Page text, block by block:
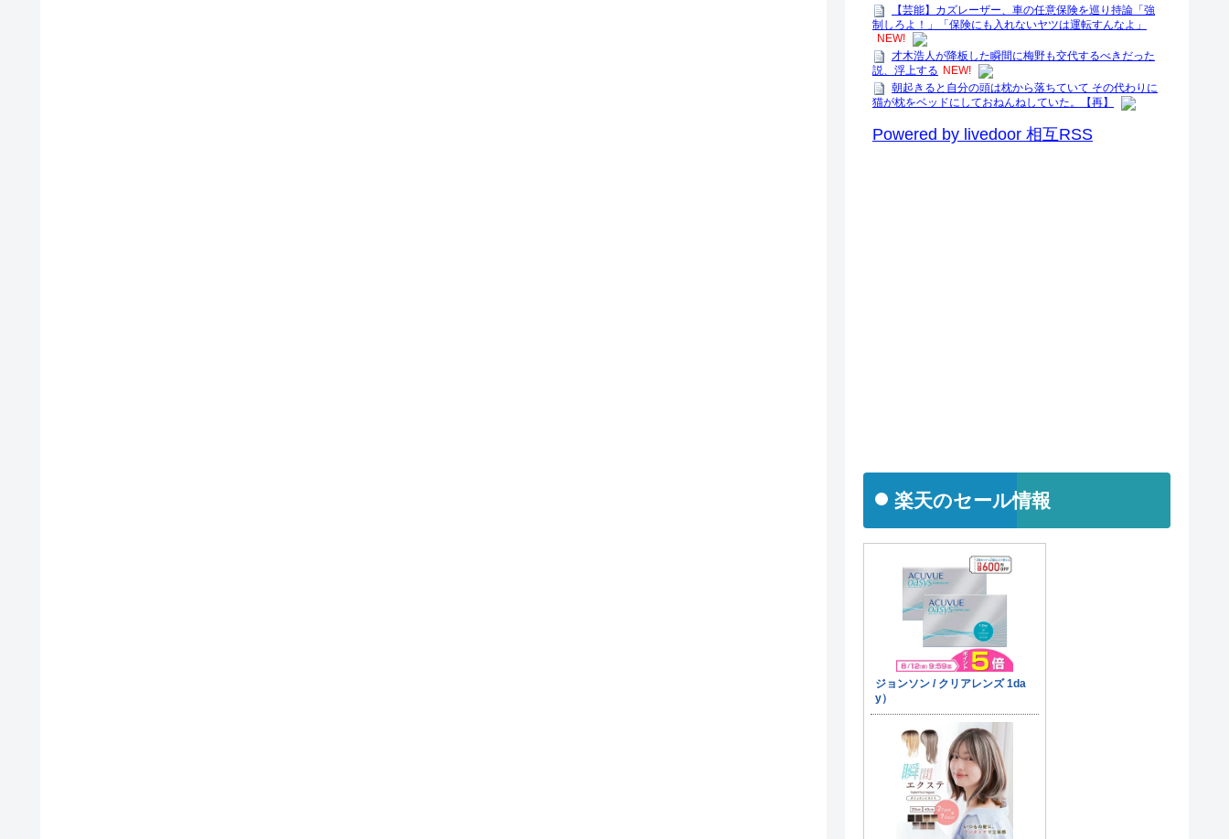
【芸能】カズレーザー、車の任意保険を巡り持論「強
制しろよ！」「保険にも入れないヤツは運転すんなよ」
NEW!
才木浩人が降板した瞬間に梅野も交代するべきだった
説、浮上する NEW!
朝起きると自分の頭は枕から落ちていて その代わりに
猫が枕をベッドにしておねんねしていた。【再】
Powered by livedoor 相互RSS
楽天のセール情報